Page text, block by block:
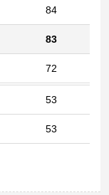
84
83
72
53
53